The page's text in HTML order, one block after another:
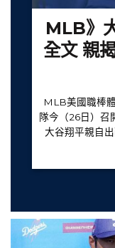
MLB》
全文 親
MLB美國職棒
隊今（26日）召
大谷翔平親自